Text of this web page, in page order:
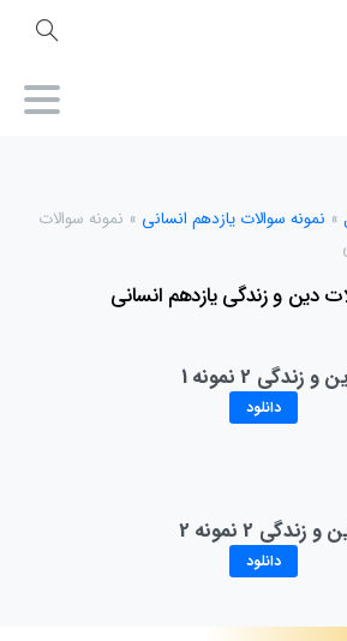
» نمونه سوالات یازدهم انسانی » نمونه سوالات
دین و زندگی یازدهم انسانی
و زندگی 2 نمونه 1
دانلود
و زندگی 2 نمونه 2
دانلود